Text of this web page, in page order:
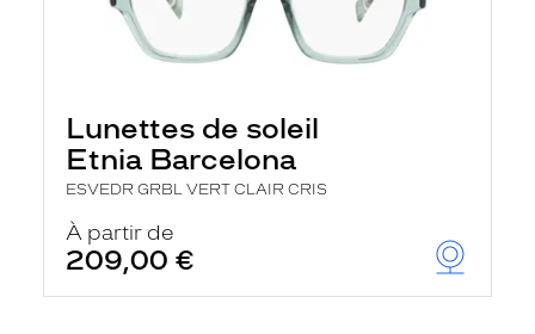
Lunettes de soleil
Etnia Barcelona
ESVEDR GRBL VERT CLAIR CRIS
À partir de
209,00 €